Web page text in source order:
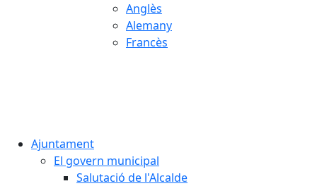
Anglès
Alemany
Francès
Ajuntament
El govern municipal
Salutació de l'Alcalde